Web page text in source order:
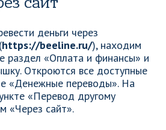
деньги через
https://beeline.ru/), находим
раздел «Оплата и финансы» и
Откроются все доступные
«Денежные переводы». На
«Перевод другому
«Через сайт».